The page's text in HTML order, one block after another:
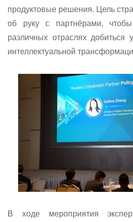
продуктовые решения. Цель
об руку с партнёрами,
различных отраслях
интеллектуальной
В ходе мероприятия